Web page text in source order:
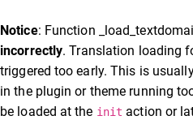
Notice: Function
incorrectly. Translation loading
triggered too early. This is
in the plugin or theme running
be loaded at the init action or
CIG Petite
Expertise
les grands